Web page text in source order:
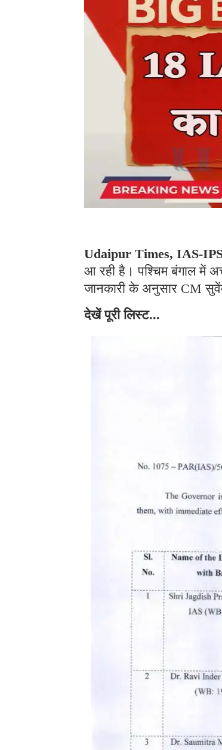
Udaipur Times, IAS-
आ रही है। पश्चिम बंगाल में
जानकारी के अनुसार CM सुवेंदु
देखें पूरी लिस्ट...